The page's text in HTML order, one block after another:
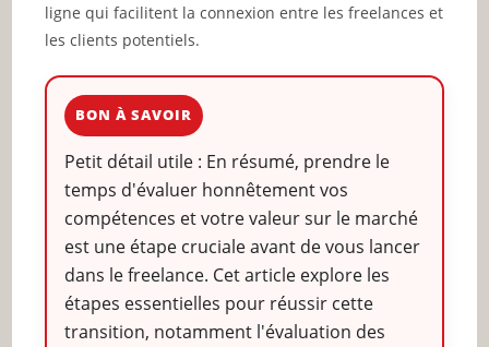
ligne qui facilitent la connexion entre les freelances et
les clients potentiels.
BON À SAVOIR
Petit détail utile : En résumé, prendre le
temps d'évaluer honnêtement vos
compétences et votre valeur sur le marché
est une étape cruciale avant de vous lancer
dans le freelance. Cet article explore les
étapes essentielles pour réussir cette
transition, notamment l'évaluation des